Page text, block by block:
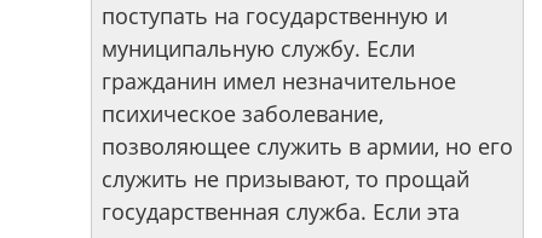
поступать на государственную и
муниципальную службу. Если
гражданин имел незначительное
психическое заболевание,
позволяющее служить в армии, но его
служить не призывают, то прощай
государственная служба. Если эта